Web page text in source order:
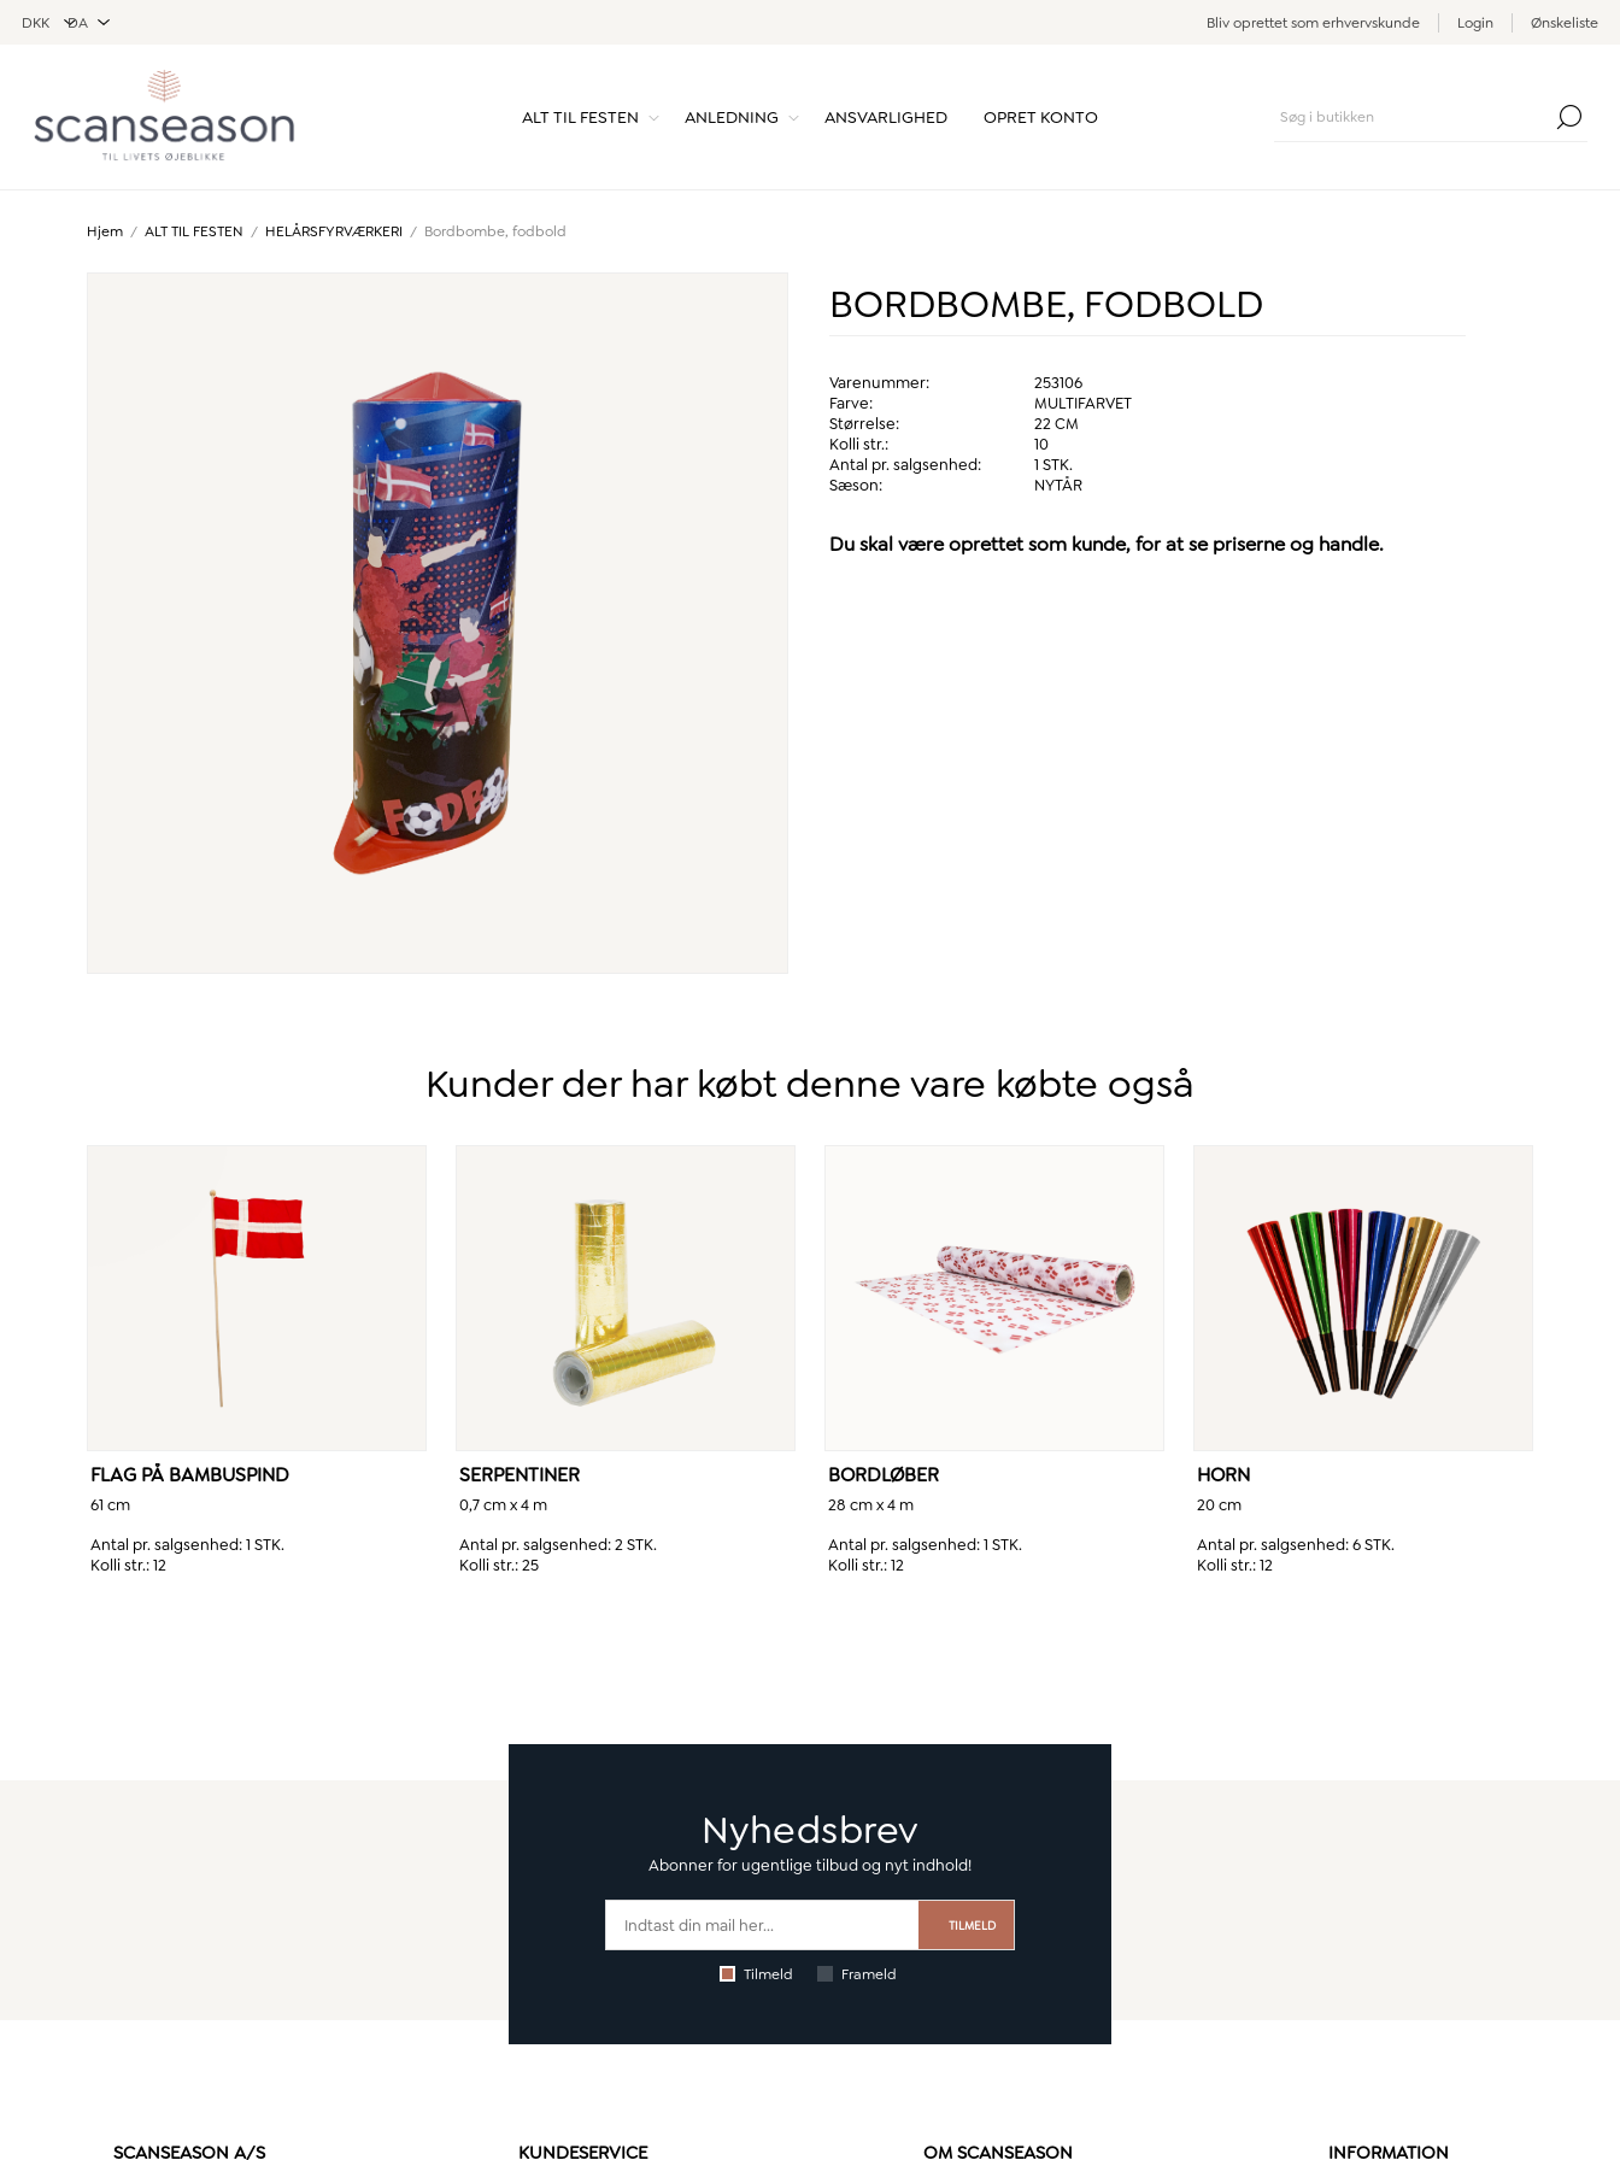
Bliv oprettet som erhvervskunde Login Ønskeliste
ALT TIL FESTEN ANLEDNING ANSVARLIGHED OPRET KONTO
Hjem / ALT TIL FESTEN / HELÅRSFYRVÆRKERI / Bordbombe, fodbold
BORDBOMBE, FODBOLD
Varenummer:
253106
Farve:
MULTIFARVET
Størrelse:
22 CM
Kolli str.:
10
Antal pr. salgsenhed:
1 STK.
Sæson:
NYTÅR
Du skal være oprettet som kunde, for at se priserne og handle.
Kunder der har købt denne vare købte også
FLAG PÅ BAMBUSPIND
61 cm
Antal pr. salgsenhed:1 STK.
Kolli str.:12
SERPENTINER
0,7 cm x 4 m
Antal pr. salgsenhed:2 STK.
Kolli str.:25
BORDLØBER
28 cm x 4 m
Antal pr. salgsenhed:1 STK.
Kolli str.:12
HORN
20 cm
Antal pr. salgsenhed:6 STK.
Kolli str.:12
Nyhedsbrev
Abonner for ugentlige tilbud og nyt indhold!
TILMELD
Tilmeld Frameld
SCANSEASON A/S KUNDESERVICE OM SCANSEASON INFORMATION